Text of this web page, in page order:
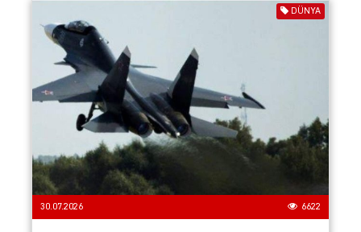
DÜNYA
30.07.2026 6622